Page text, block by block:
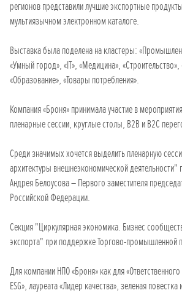
регионов представили лучшие экспортные
мультиязычном электронном каталоге.
Выставка была поделена на кластеры:
«Умный город», «IT», «Медицина», «Строительство»,
«Образование», «Товары потребления».
Компания «Броня» принимала участие в
пленарные сессии, круглые столы, B2B и B2С
Среди значимых хочется выделить пленарную
архитектуры внешнеэкономической деятельности"
Андрея Белоусова – Первого заместителя
Российской Федерации.
Секция "Циркулярная экономика. Бизнес
экспорта" при поддержке Торгово-промышленной
Для компании НПО «Броня» как для
ESG», лауреата «Лидер качества», зеленая